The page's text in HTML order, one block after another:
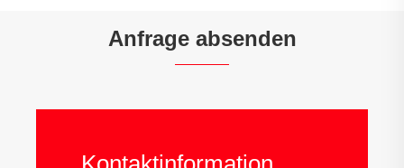
Anfrage absenden